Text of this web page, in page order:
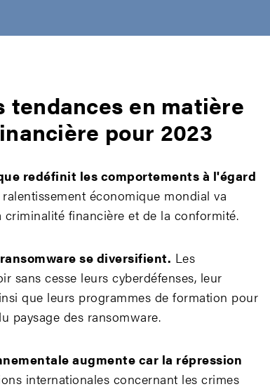
tendances en matière
pour 2023
redéfinit les comportements à l'égard
économique mondial va
financière et de la conformité.
se diversifient. Les
sans cesse leurs cyberdéfenses, leur
que leurs programmes de formation pour
paysage des ransomware.
augmente car la répression
internationales concernant les crimes